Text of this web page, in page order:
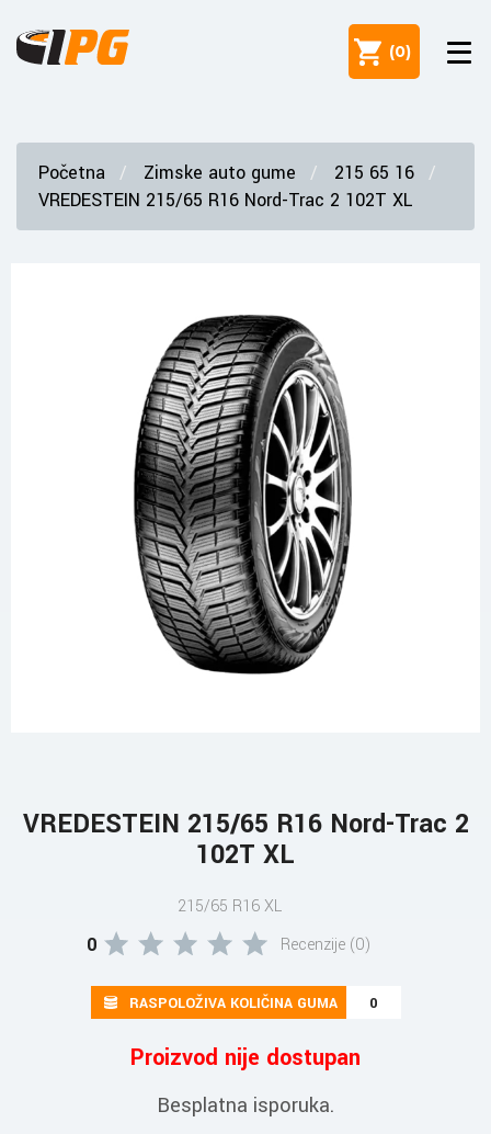
(0)
Početna Zimske auto gume
215 65 16
VREDESTEIN 215/65 R16 Nord-Trac 2 102T XL
VREDESTEIN 215/65 R16 Nord-Trac 2
102T XL
215/65 R16 XL
0 Recenzije (0)
RASPOLOŽIVA KOLIČINA GUMA 0
Proizvod nije dostupan
Besplatna isporuka.